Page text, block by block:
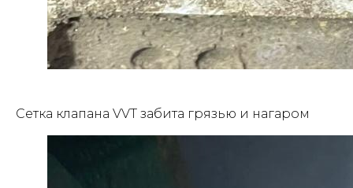
Сетка клапана VVT забита грязью и нагаром